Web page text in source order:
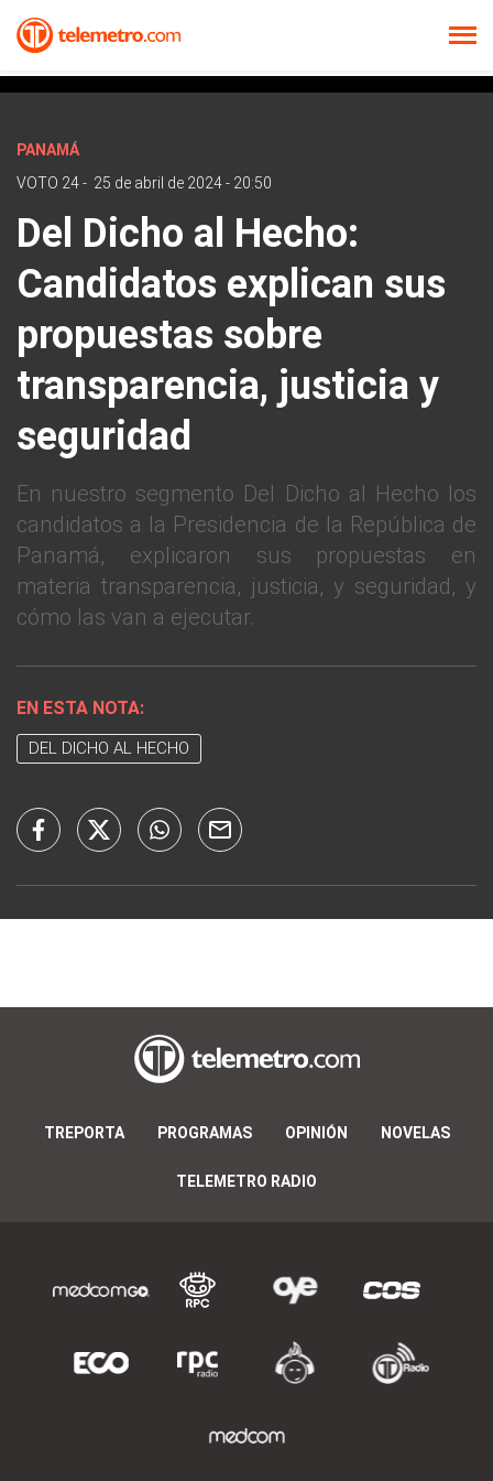
PANAMÁ
VOTO 24- 25 de abril de 2024 - 20:50
Del Dicho al Hecho:
Candidatos explican sus
propuestas sobre
transparencia, justicia y
seguridad
En nuestro segmento Del Dicho al Hecho los
candidatos a la Presidencia de la República de
Panamá, explicaron sus propuestas en
materia transparencia, justicia, y seguridad, y
cómo las van a ejecutar.
EN ESTA NOTA:
DEL DICHO AL HECHO
TREPORTA PROGRAMAS OPINIÓN NOVELAS
TELEMETRO RADIO